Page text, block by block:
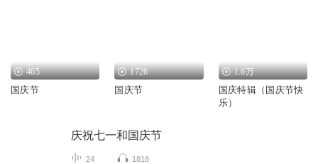
465
国庆节
1726
国庆节
1.6万
国庆特辑（国庆节快
乐）
庆祝七一和国庆节
24 1818